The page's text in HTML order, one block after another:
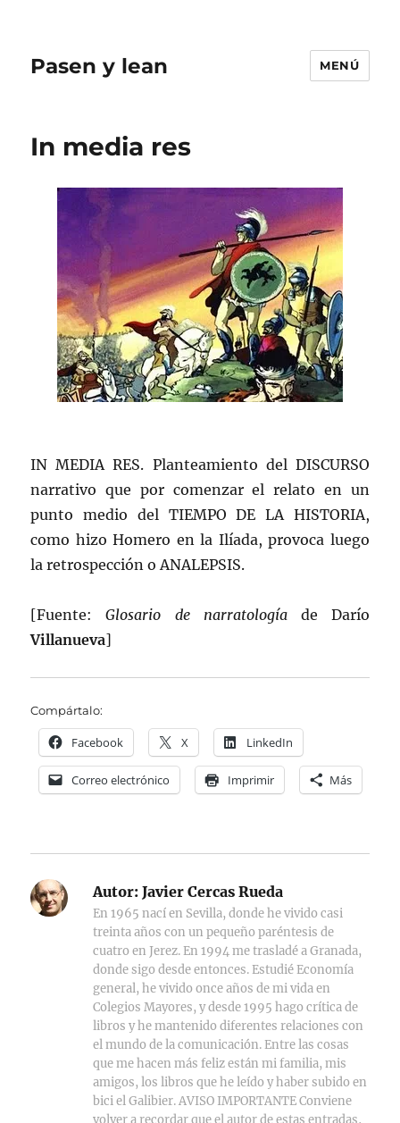
Pasen y lean MENÚ
In media res
IN MEDIA RES. Planteamiento del DISCURSO
narrativo que por comenzar el relato en un
punto medio del TIEMPO DE LA HISTORIA,
como hizo Homero en la Ilíada, provoca luego
la retrospección o ANALEPSIS.
[Fuente:Glosario de narratologíade Darío
Villanueva]
Compártalo:
Facebook X LinkedIn
Correo electrónico Imprimir Más
Autor: Javier Cercas Rueda
En 1965 nací en Sevilla, donde he vivido casi
treinta años con un pequeño paréntesis de
cuatro en Jerez. En 1994 me trasladé a Granada,
donde sigo desde entonces. Estudié Economía
general, he vivido once años de mi vida en
Colegios Mayores, y desde 1995 hago crítica de
libros y he mantenido diferentes relaciones con
el mundo de la comunicación. Entre las cosas
que me hacen más feliz están mi familia, mis
amigos, los libros que he leído y haber subido en
bici el Galibier. AVISO IMPORTANTE Conviene
volver a recordar que el autor de estas entradas,